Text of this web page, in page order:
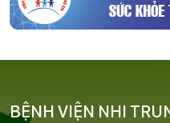
BỆNH VIỆN NHI